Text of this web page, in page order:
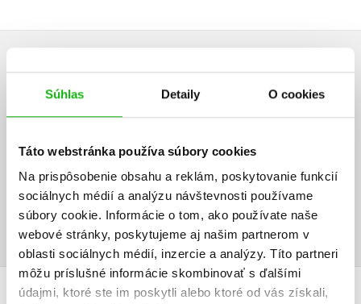
Súhlas Detaily O cookies
Táto webstránka používa súbory cookies
Na prispôsobenie obsahu a reklám, poskytovanie funkcií
sociálnych médií a analýzu návštevnosti používame
súbory cookie. Informácie o tom, ako používate naše
webové stránky, poskytujeme aj našim partnerom v
oblasti sociálnych médií, inzercie a analýzy. Títo partneri
môžu príslušné informácie skombinovať s ďalšími
údajmi, ktoré ste im poskytli alebo ktoré od vás získali,
UŽIVATEĽSKÁ RECENZIA
Vaše hodnotenie
Používateľskú recenziu môžu vkladať len registrovaní užívatelia
Prihlásiť
AUTOR KNIHY